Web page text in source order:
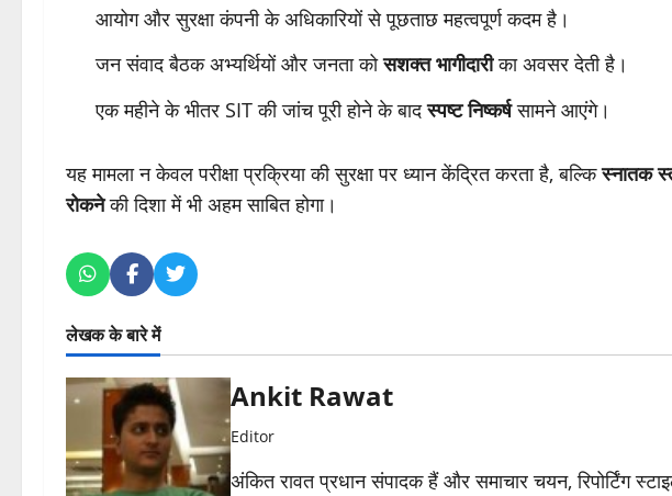
आयोग और सुरक्षा कंपनी के अधिकारियों से पूछताछ महत्वपूर्ण कदम है।
जन संवाद बैठक अभ्यर्थियों और जनता कोसशक्त भागीदारीका अवसर देती है।
एक महीने के भीतर SIT की जांच पूरी होने के बादस्पष्ट निष्कर्षसामने आएंगे।
यह मामला न केवल परीक्षा प्रक्रिया की सुरक्षा पर ध्यान केंद्रित करता है, बल्किस्नातक
रोकनेकी दिशा में भी अहम साबित होगा।
लेखक के बारे में
Ankit Rawat
Editor
अंकित रावत प्रधान संपादक हैं और समाचार चयन, रिपोर्टिंग